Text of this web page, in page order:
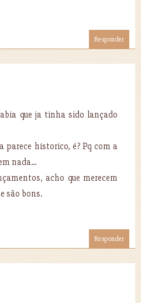
Responder
que ja tinha sido lançado
parece historico, é? Pq com a
nada...
acho que merecem
são bons.
Responder